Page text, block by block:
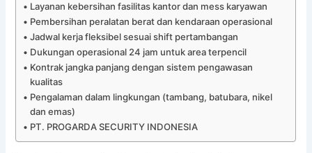
Layanan kebersihan fasilitas kantor dan mess karyawan
Pembersihan peralatan berat dan kendaraan operasional
Jadwal kerja fleksibel sesuai shift pertambangan
Dukungan operasional 24 jam untuk area terpencil
Kontrak jangka panjang dengan sistem pengawasan
kualitas
Pengalaman dalam lingkungan (tambang, batubara, nikel
dan emas)
PT. PROGARDA SECURITY INDONESIA